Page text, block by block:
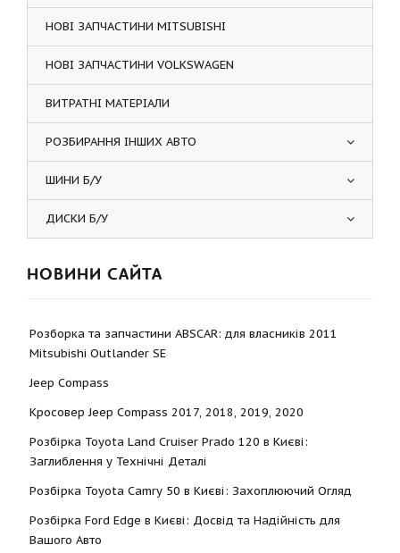
НОВІ ЗАПЧАСТИНИ MITSUBISHI
НОВІ ЗАПЧАСТИНИ VOLKSWAGEN
ВИТРАТНІ МАТЕРІАЛИ
РОЗБИРАННЯ ІНШИХ АВТО
ШИНИ Б/У
ДИСКИ Б/У
НОВИНИ САЙТА
Розборка та запчастини ABSCAR: для власників 2011
Mitsubishi Outlander SE
Jeep Compass
Кросовер Jeep Compass 2017, 2018, 2019, 2020
Розбірка Toyota Land Cruiser Prado 120 в Києві:
Заглиблення у Технічні Деталі
Розбірка Toyota Camry 50 в Києві: Захоплюючий Огляд
Розбірка Ford Edge в Києві: Досвід та Надійність для
Вашого Авто